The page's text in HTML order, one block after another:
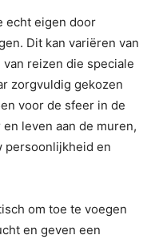
echt eigen door
Dit kan variëren van
reizen die speciale
zorgvuldig gekozen
voor de sfeer in de
leven aan de muren,
persoonlijkheid en
om toe te voegen
en geven een